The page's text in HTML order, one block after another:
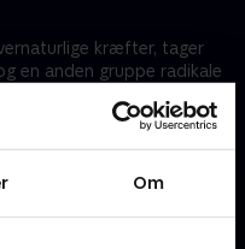
Om
kræfter, tager
en anden gruppe radikale